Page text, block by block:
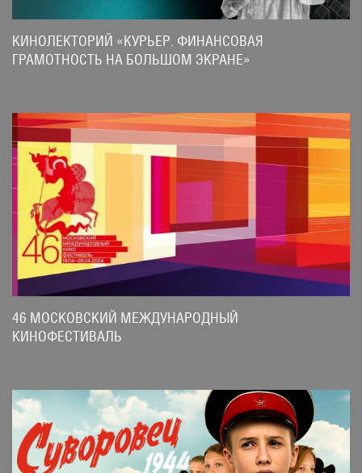
КИНОЛЕКТОРИЙ «КУРЬЕР. ФИНАНСОВАЯ
ГРАМОТНОСТЬ НА БОЛЬШОМ ЭКРАНЕ»
46 МОСКОВСКИЙ МЕЖДУНАРОДНЫЙ
КИНОФЕСТИВАЛЬ